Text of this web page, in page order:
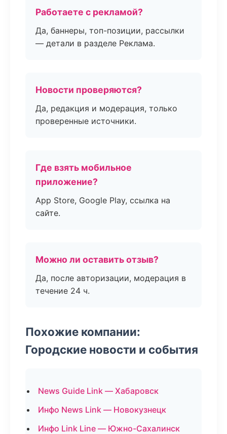
Работаете с рекламой?
Да, баннеры, топ-позиции, рассылки
— детали в разделе Реклама.
Новости проверяются?
Да, редакция и модерация, только
проверенные источники.
Где взять мобильное
приложение?
App Store, Google Play, ссылка на
сайте.
Можно ли оставить отзыв?
Да, после авторизации, модерация в
течение 24 ч.
Похожие компании:
Городские новости и события
News Guide Link — Хабаровск
Инфо News Link — Новокузнецк
Инфо Link Line — Южно-Сахалинск